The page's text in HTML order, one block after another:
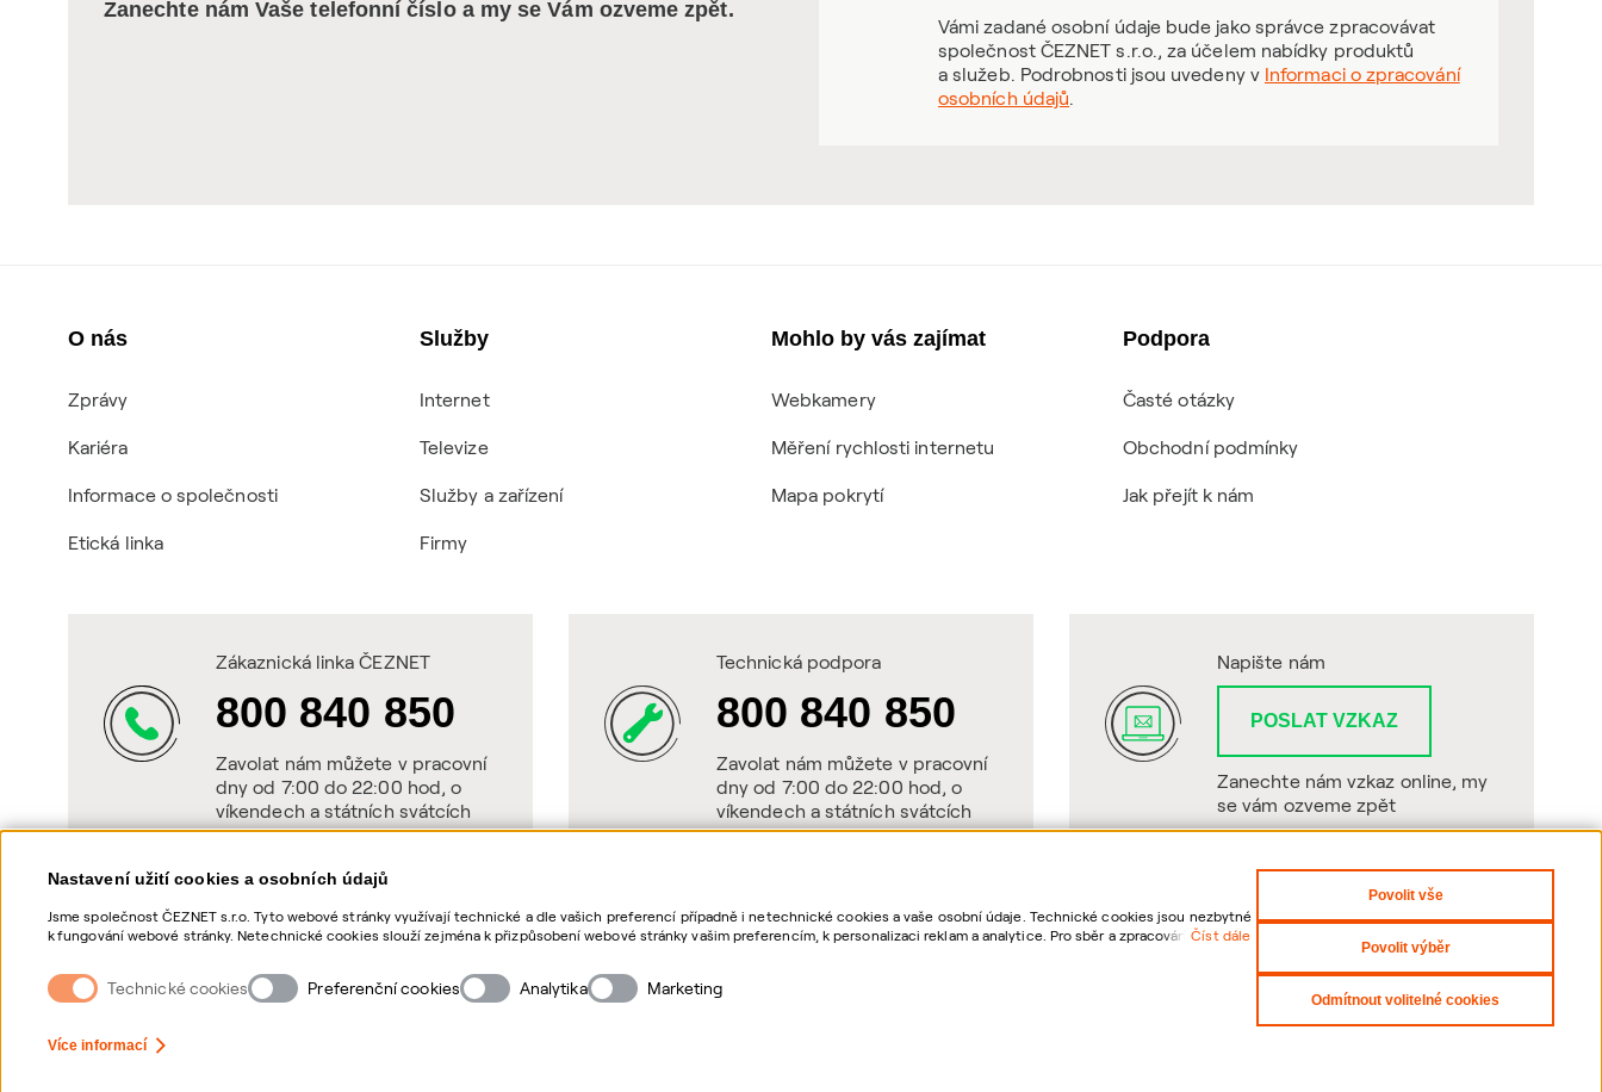
Nastavení užití cookies a osobních údajů
Jsme společnost ČEZNET s.r.o. Tyto webové stránky využívají technické a dle vašich preferencí případně i netechnické cookies a vaše osobní údaje. Technické cookies jsou nezbytné
k fungování webové stránky. Netechnické cookies slouží zejména k přizpůsobení webové stránky vašim preferencím, k personalizaci reklam a analytice. Pro sběr a zpracování
souhlasů, naleznete „
Číst dále
Technické cookies Preferenční cookies Analytika Marketing
Více informací
Povolit vše
Povolit výběr
Odmítnout volitelné cookies
Zanechte nám Vaše telefonní číslo a my se Vám ozveme zpět.
Vámi zadané osobní údaje bude jako správce zpracovávat
společnost ČEZNET s.r.o., za účelem nabídky produktů
a služeb. Podrobnosti jsou uvedeny v Informaci o zpracování
osobních údajů.
O nás
Zprávy
Kariéra
Informace o společnosti
Etická linka
Služby
Internet
Televize
Služby a zařízení
Firmy
Mohlo by vás zajímat
Webkamery
Měření rychlosti internetu
Mapa pokrytí
Podpora
Časté otázky
Obchodní podmínky
Jak přejít k nám
Zákaznická linka ČEZNET
800 840 850
Zavolat nám můžete v pracovní
dny od 7:00 do 22:00 hod, o
víkendech a státních svátcích
od 8:00 do 20:00 hod.
Technická podpora
800 840 850
Zavolat nám můžete v pracovní
dny od 7:00 do 22:00 hod, o
víkendech a státních svátcích
od 8:00 do 20:00 hod.
Napište nám
POSLAT VZKAZ
Zanechte nám vzkaz online, my
se vám ozveme zpět